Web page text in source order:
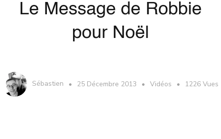
Le Message de Robbie
pour Noël
Sébastien 25 Décembre 2013 Vidéos 1226 Vues